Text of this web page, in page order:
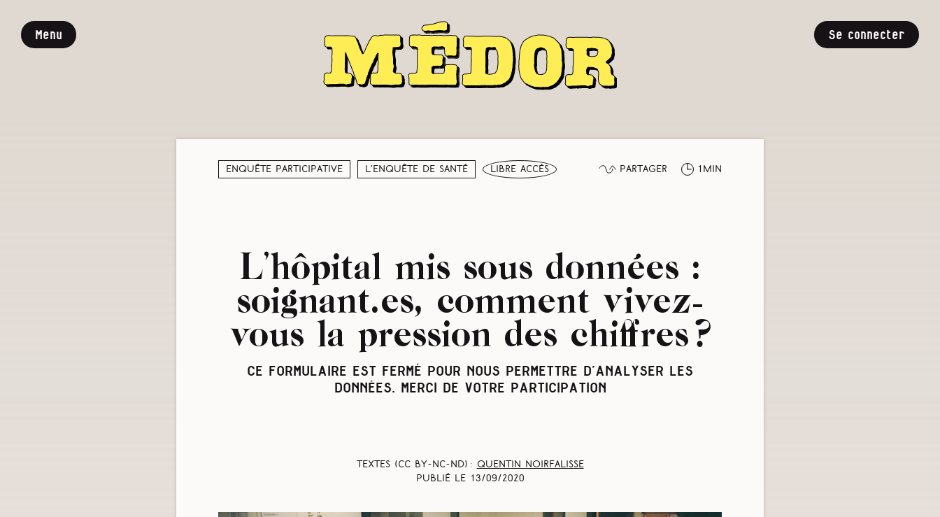
Menu Se connecter
Enquête participative L’enquête de santé libre accès Partager 1min
L’hôpital mis sous données :
soignant.es, comment vivez-
vous la pression des chiffres ?
CE FORMULAIRE EST FERMÉ POUR NOUS PERMETTRE D’ANALYSER LES
DONNÉES. MERCI DE VOTRE PARTICIPATION
Textes (CC BY-NC-ND) :
Quentin Noirfalisse
Publié le
13/09/2020